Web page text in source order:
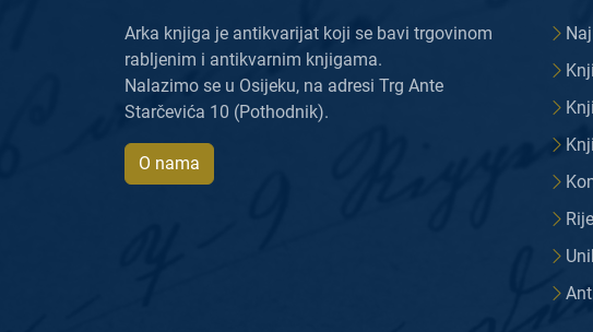
Arka knjiga je antikvarijat koji se bavi trgovinom
rabljenim i antikvarnim knjigama.
Nalazimo se u Osijeku, na adresi Trg Ante
Starčevića 10 (Pothodnik).
O nama